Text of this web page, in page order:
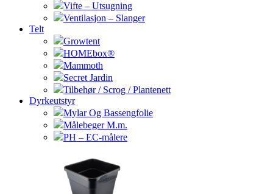
Vifte – Utsugning
Ventilasjon – Slanger
Telt
Growtent
HOMEbox®
Mammoth
Secret Jardin
Tilbehør / Scrog / Plantenett
Dyrkeutstyr
Mylar Og Bassengfolie
Målebeger M.m.
PH – EC-målere